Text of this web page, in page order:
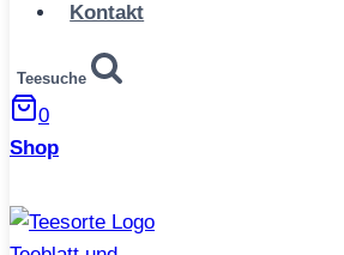
Kontakt
Teesuche
0
Shop